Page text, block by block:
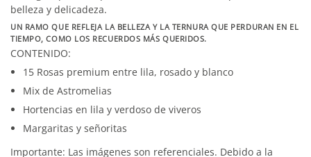
belleza y delicadeza.
UN RAMO QUE REFLEJA LA BELLEZA Y LA TERNURA QUE PERDURAN EN EL
TIEMPO, COMO LOS RECUERDOS MÁS QUERIDOS.
CONTENIDO:
15 Rosas premium entre lila, rosado y blanco
Mix de Astromelias
Hortencias en lila y verdoso de viveros
Margaritas y señoritas
Importante: Las imágenes son referenciales. Debido a la